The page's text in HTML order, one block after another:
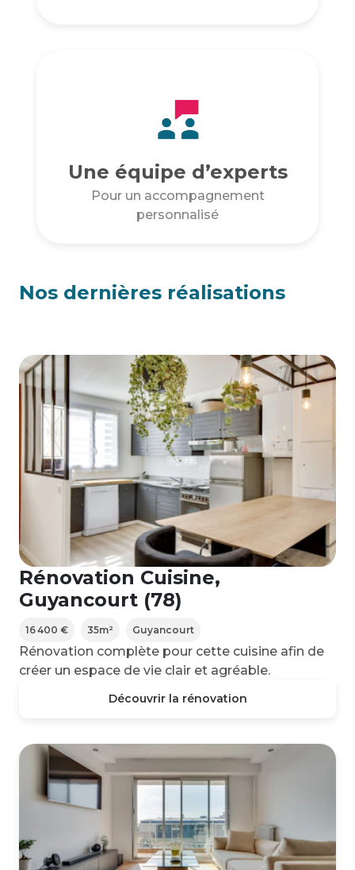
Une équipe d’experts
Pour un accompagnement
personnalisé
Nos dernières réalisations
Rénovation Cuisine,
Guyancourt (78)
16 400 € 35m² Guyancourt
Rénovation complète pour cette cuisine afin de
créer un espace de vie clair et agréable.
Découvrir la rénovation